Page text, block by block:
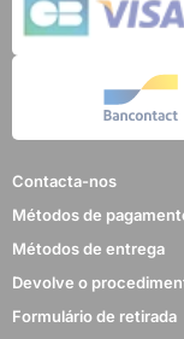
Contacta-nos
Métodos de
Métodos de entrega
Devolve o
Formulário de retirada